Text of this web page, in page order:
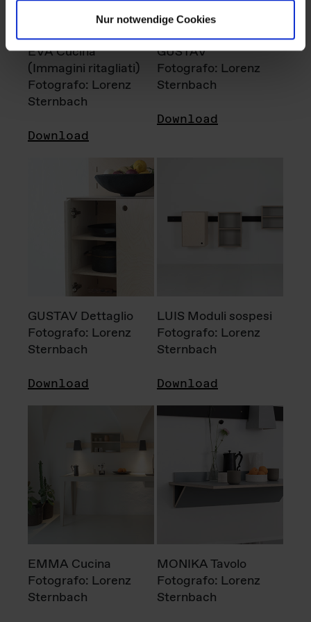
Nur notwendige Cookies
EVA Cucina
(Immagini ritagliati)
Fotografo: Lorenz
Sternbach
Download
GUSTAV
Fotografo: Lorenz
Sternbach
Download
GUSTAV Dettaglio
Fotografo: Lorenz
Sternbach
Download
LUIS Moduli sospesi
Fotografo: Lorenz
Sternbach
Download
EMMA Cucina
Fotografo: Lorenz
Sternbach
MONIKA Tavolo
Fotografo: Lorenz
Sternbach